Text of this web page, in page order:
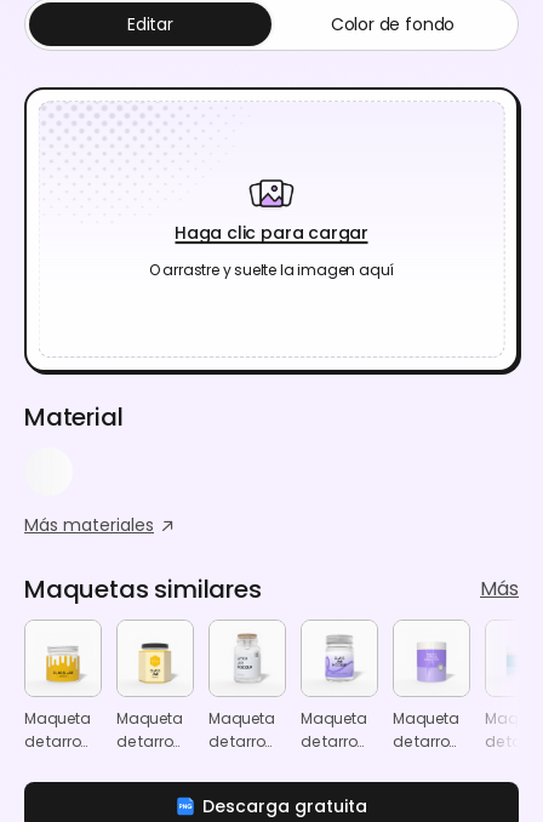
Haga clic para cargar
O arrastre y suelte la imagen aquí
Editar Color de fondo
Material
Más materiales
Maquetas similares Más
Maqueta
de tarro
Maqueta
de tarro
Maqueta
de tarro
con cierre
de clip
Maqueta
de tarro
Maqueta
de tarro
de tarro
de
Descarga gratuita